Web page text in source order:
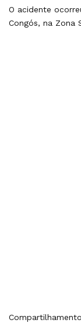
O acidente
Congós, na Zona